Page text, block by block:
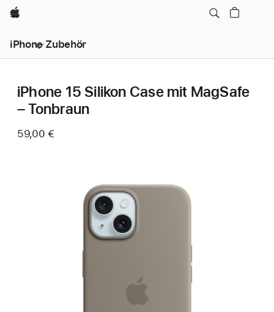
Apple
iPhone Zubehör
iPhone 15 Silikon Case mit MagSafe
– Tonbraun
59,00 €